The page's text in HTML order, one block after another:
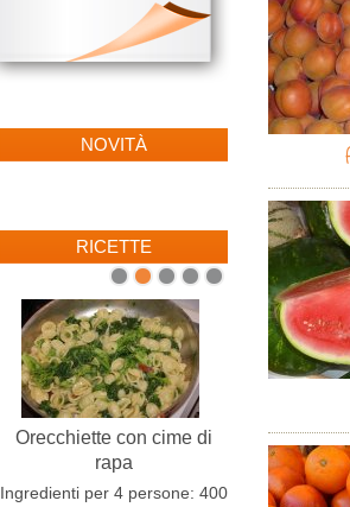
NOVITÀ
RICETTE
1 2 3 4 5
Orecchiette con cime di
rapa
Ingredienti per 4 persone: 400